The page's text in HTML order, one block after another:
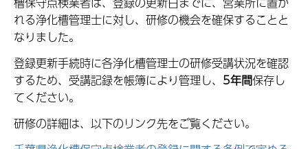
れる浄化槽管理士に対し、研修の機会を確保することと
なりました。
登録更新手続時に各浄化槽管理士の研修受講状況を確認
するため、受講記録を帳簿により管理し、 5年間保存し
てください。
研修の詳細は、以下のリンク先をご覧ください。